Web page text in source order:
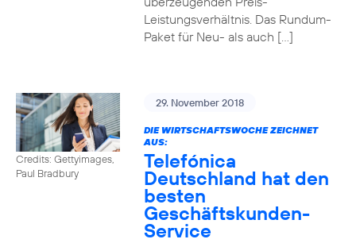
Leistungsverhältnis. Das Rundum-
Paket für Neu- als auch […]
Credits: Gettyimages,
Paul Bradbury
29. November 2018
DIE WIRTSCHAFTSWOCHE ZEICHNET
AUS:
Telefónica
Deutschland hat den
besten
Geschäftskunden-
Service